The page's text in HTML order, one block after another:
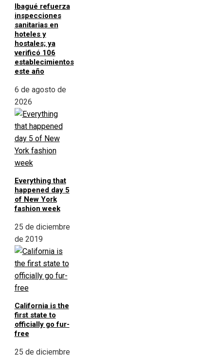
Ibagué refuerza
inspecciones
sanitarias en
hoteles y
hostales; ya
verificó 106
establecimientos
este año
6 de agosto de
2026
Everything that
happened day 5
of New York
fashion week
25 de diciembre
de 2019
California is the
first state to
officially go fur-
free
25 de diciembre